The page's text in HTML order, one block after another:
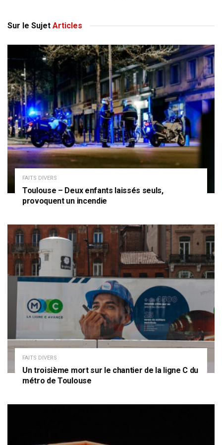
Sur le Sujet Articles
FAITS DIVERS
Toulouse – Deux enfants laissés seuls,
provoquent un incendie
FAITS DIVERS
Un troisième mort sur le chantier de la ligne C du
métro de Toulouse